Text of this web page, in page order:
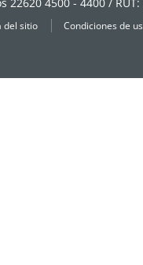
del sitio Condiciones de